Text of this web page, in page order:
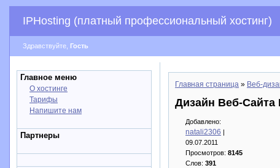
IPHosting (платный профессиональный хостинг)
Здравствуйте, Гость
Главное меню
О хостинге
Тарифы
Напишите нам
Партнеры
Главная страница » Веб-
Дизайн Веб-
Добавлено:
natali2306 |
09.07.2011
Просмотров: 8145
Слов: 391